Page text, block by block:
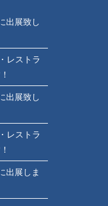
出展致し
レストラ
出展致し
レストラ
出展しま